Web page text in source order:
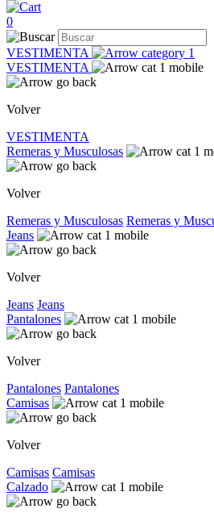
0
VESTIMENTA
VESTIMENTA
Volver
VESTIMENTA
Remeras y Musculosas
Volver
Remeras y Musculosas Remeras y
Jeans
Volver
Jeans Jeans
Pantalones
Volver
Pantalones Pantalones
Camisas
Volver
Camisas Camisas
Calzado